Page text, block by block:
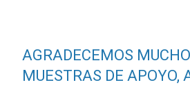
AGRADECEMOS
MUESTRAS DE APOYO,